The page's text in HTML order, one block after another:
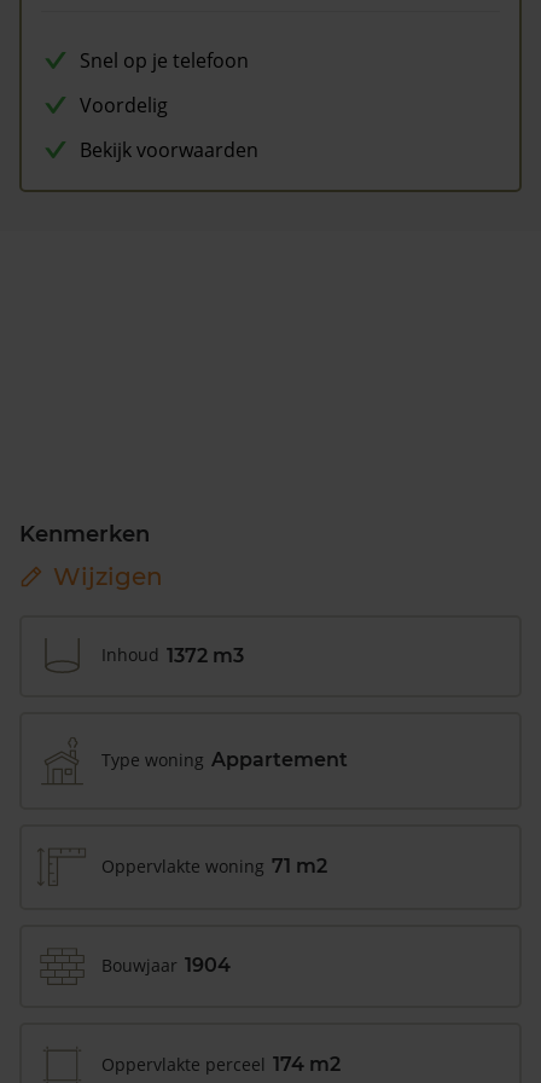
Snel op je telefoon
Voordelig
Bekijk voorwaarden
Kenmerken
Wijzigen
Inhoud 1372 m3
Type woning Appartement
Oppervlakte woning 71 m2
Bouwjaar 1904
Oppervlakte perceel 174 m2